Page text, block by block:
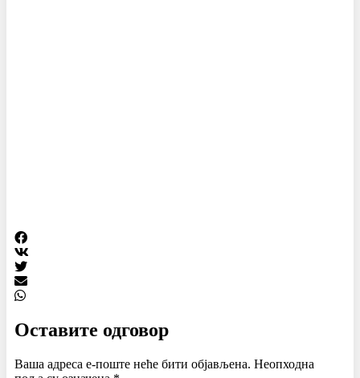
Оставите одговор
Ваша адреса е-поште неће бити објављена. Неопходна